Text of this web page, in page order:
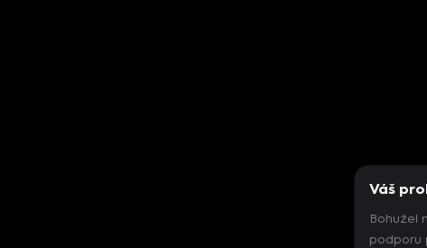
Váš
Bohužel
podporu